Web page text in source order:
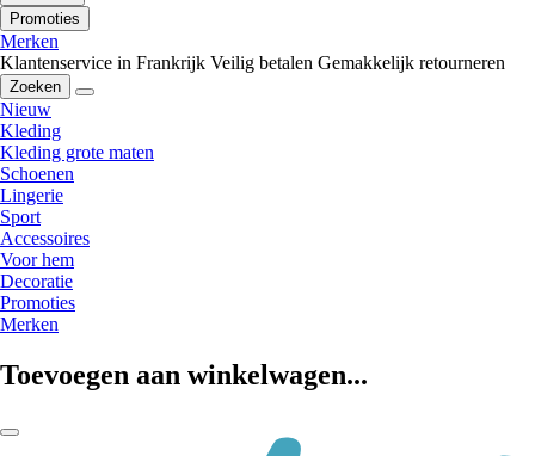
Promoties
Merken
Klantenservice in Frankrijk Veilig betalen Gemakkelijk retourneren
Zoeken
Nieuw
Kleding
Kleding grote maten
Schoenen
Lingerie
Sport
Accessoires
Voor hem
Decoratie
Promoties
Merken
Toevoegen aan winkelwagen...